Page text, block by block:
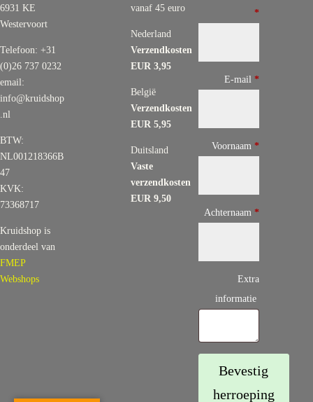
6931 KE
Westervoort
Telefoon: +31
(0)26 737 0232
email:
info@kruidshop
.nl
BTW:
NL001218366B
47
KVK:
73368717
Kruidshop is
onderdeel van
FMEP
Webshops
vanaf 45 euro
Nederland
Verzendkosten
EUR 3,95
België
Verzendkosten
EUR 5,95
Duitsland
Vaste
verzendkosten
EUR 9,50
*
E-mail*
a
l
Voornaam*
Achternaam*
Extra
informatie
Bevestig
herroeping